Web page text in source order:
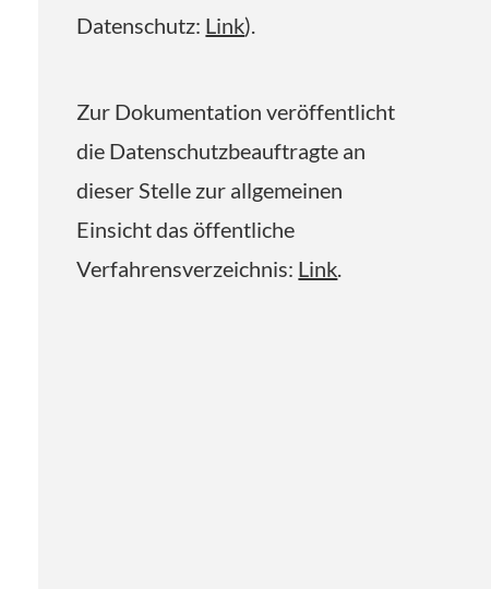
Datenschutz: Link).
Zur Dokumentation veröffentlicht
die Datenschutzbeauftragte an
dieser Stelle zur allgemeinen
Einsicht das öffentliche
Verfahrensverzeichnis: Link